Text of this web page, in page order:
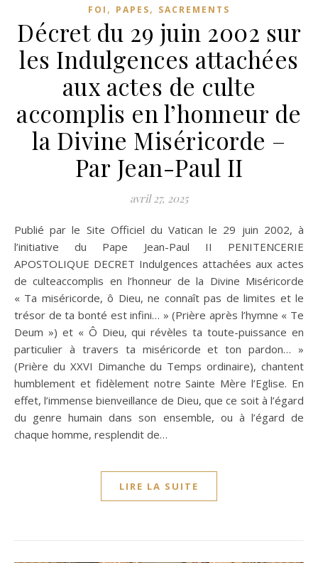
FOI , PAPES, SACREMENTS
Décret du 29 juin 2002 sur
les Indulgences attachées
aux actes de culte
accomplis en l’honneur de
la Divine Miséricorde –
Par Jean-Paul II
avril 27, 2025
Publié par le Site Officiel du Vatican le 29 juin 2002, à
l’initiative du Pape Jean-Paul II PENITENCERIE
APOSTOLIQUE DECRET Indulgences attachées aux actes
de culteaccomplis en l’honneur de la Divine Miséricorde
« Ta miséricorde, ô Dieu, ne connaît pas de limites et le
trésor de ta bonté est infini… » (Prière après l’hymne « Te
Deum ») et « Ô Dieu, qui révèles ta toute-puissance en
particulier à travers ta miséricorde et ton pardon… »
(Prière du XXVI Dimanche du Temps ordinaire), chantent
humblement et fidèlement notre Sainte Mère l’Eglise. En
effet, l’immense bienveillance de Dieu, que ce soit à l’égard
du genre humain dans son ensemble, ou à l’égard de
chaque homme, resplendit de…
LIRE LA SUITE